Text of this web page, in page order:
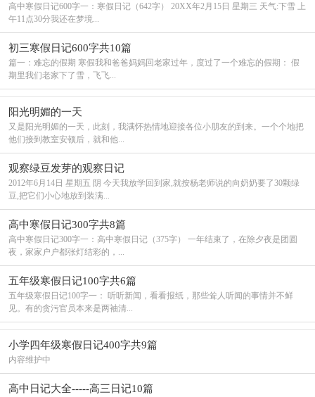
高中寒假日记600字一：寒假日记（642字） 20XX年2月15日 星期三 天气:下雪 上
午11点30分我还在梦境...
初三寒假日记600字共10篇
篇一：难忘的假期 寒假我和爸爸妈妈回老家过年，度过了一个难忘的假期： 假
期里我们老家下了雪，飞飞...
阳光明媚的一天
又是阳光明媚的一天，此刻，我满怀热情地迎接各位小朋友的到来。一个个地把
他们接到教室安顿后，就和他...
观察绿豆发芽的观察日记
2012年6月14日 星期五 阴 今天我放学回到家,就按杨老师说的向奶奶要了30颗绿
豆,把它们小心地放到装满...
高中寒假日记300字共8篇
高中寒假日记300字一：高中寒假日记（375字） 一年结束了，在除夕夜是团圆
夜，家家户户都张灯结彩的，...
五年级寒假日记100字共6篇
五年级寒假日记100字一： 听听新闻，看看报纸，那些耸人听闻的事情并不鲜
见。有的贪污官员本来是两袖清...
小学四年级寒假日记400字共9篇
内容维护中
高中日记大全-----高三日记10篇